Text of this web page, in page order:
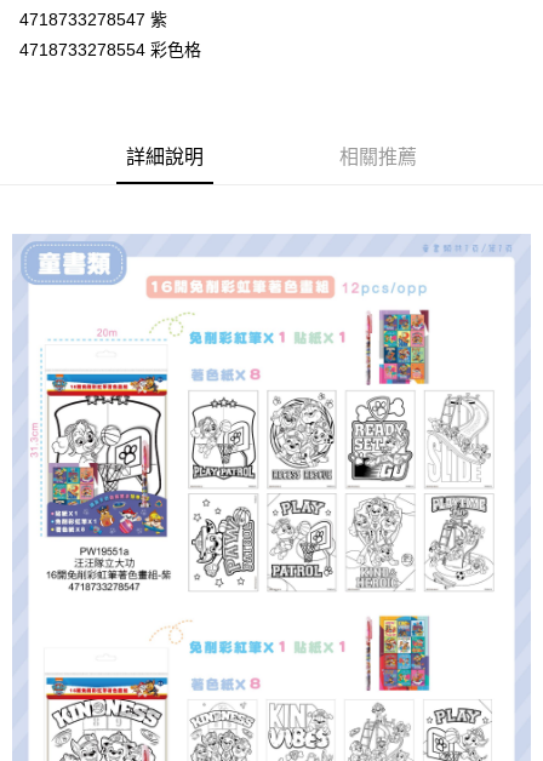
Apple Pay
街口支付
【關於「AFTEE先享後付」】
AFTEE先享後付是「在收到商品之後才付款」的支付方式。 讓您購物簡單
１．簡單：不需註冊會員、不需綁卡、不需儲值。
２．便利：只要手機號碼，簡訊認證，即可結帳。
３．安心：先確認商品／服務後，再付款。
【「AFTEE先享後付」結帳流程】
１．於結帳方式選擇「AFTEE先享後付」後，將跳轉至「AFTEE先享後付」
結帳頁面，進行簡訊認證並確認金額後，即可完成結帳。
２．訂單成立數日內，您將收到繳費通知簡訊。
３．收到繳費通知簡訊後14天內，點擊此簡訊中的連結，可透過四大超商／
ATM／網路銀行／等多元方式進行付款，方視為交易完成。
※ 請注意：結帳手續完成當下不需立刻繳費，但若您需要取消訂單，請聯絡
購買商品的店家。未經商家同意取消之訂單仍視為有效，需透過AFTEE先享
後付繳納相關費用。
是否繳費成功／繳費後需取消欲退款等相關疑問，請聯繫「AFTEE先享後付
https://netprotections.freshdesk.com/support/home
【注意事項】
１．透過由恩沛科技股份有限公司提供之「AFTEE先享後付」服務完成之交
易，需依本服務之必要範圍內提供個人資料，並將交易相關給付款項請求債
權轉讓予恩沛科技股份有限公司。
ATM付款
運送方式
全家取貨付款
每筆NT$60，滿NT$590(含以上)免運費
7-11取貨付款
每筆NT$60，滿NT$590(含以上)免運費
宅配
每筆NT$100，滿NT$590(含以上)免運費
每筆NT$150，滿NT$890(含以上)免運費
4718733278547 紫
4718733278554 彩色格
詳細說明 相關推薦